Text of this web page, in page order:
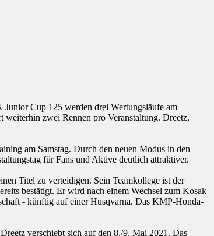
Cup 125 werden drei Wertungsläufe am
weiterhin zwei Rennen pro Veranstaltung. Dreetz,
am Samstag. Durch den neuen Modus in den
für Fans und Aktive deutlich attraktiver.
Titel zu verteidigen. Sein Teamkollege ist der
bestätigt. Er wird nach einem Wechsel zum Kosak
- künftig auf einer Husqvarna. Das KMP-Honda-
verschiebt sich auf den 8./9. Mai 2021. Das